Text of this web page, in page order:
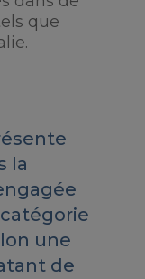
que
la
une
de